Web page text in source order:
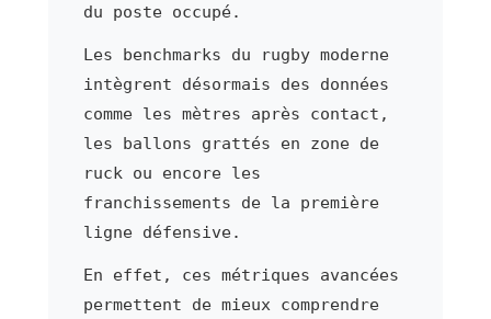
du poste occupé.
Les benchmarks du rugby moderne
intègrent désormais des données
comme les mètres après contact,
les ballons grattés en zone de
ruck ou encore les
franchissements de la première
ligne défensive.
En effet, ces métriques avancées
permettent de mieux comprendre